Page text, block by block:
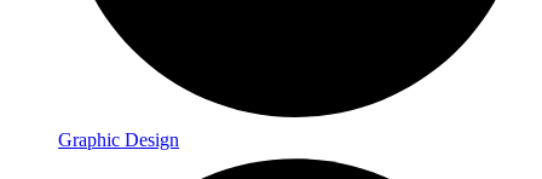
Graphic Design